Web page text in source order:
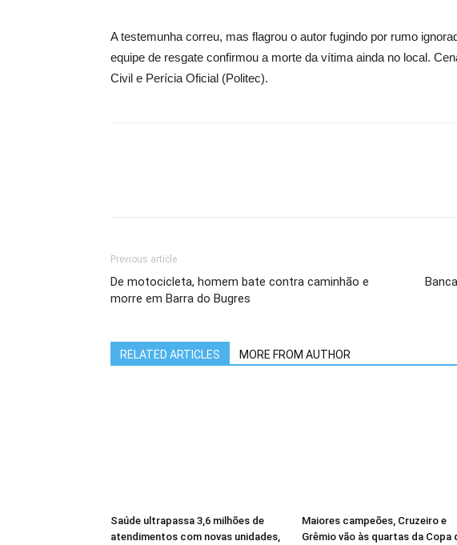
A testemunha correu, mas flagrou o autor fugindo por rumo
equipe de resgate confirmou a morte da vítima ainda no local.
Civil e Perícia Oficial (Politec).
Previous article
De motocicleta, homem bate contra caminhão e
morre em Barra do Bugres
RELATED ARTICLES MORE FROM AUTHOR
Saúde ultrapassa 3,6 milhões de
atendimentos com novas unidades,
Maiores campeões, Cruzeiro e
Grêmio vão às quartas da Copa